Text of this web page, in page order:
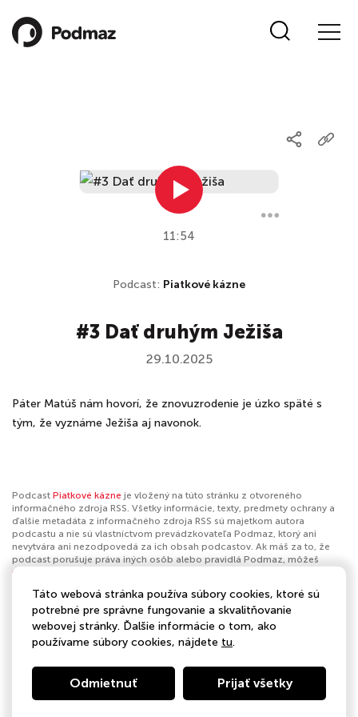
11:54
Podcast: Piatkové kázne
#3 Dať druhým Ježiša
29.10.2025
Páter Matúš nám hovorí, že znovuzrodenie je úzko späté s
tým, že vyznáme Ježiša aj navonok.
Podcast Piatkové kázne je vložený na túto stránku z otvoreného
informačného zdroja RSS. Všetky informácie, texty, predmety ochrany a
ďalšie metadáta z informačného zdroja RSS sú majetkom autora
podcastu a nie sú vlastníctvom prevádzkovateľa Podmaz, ktorý ani
nevytvára ani nezodpovedá za ich obsah podcastov. Ak máš za to, že
podcast porušuje práva iných osôb alebo pravidlá Podmaz, môžeš
nahlásiť obsah
Autor:Podcasty Spoločenstva Piar
Kategórie:Náboženstvo a spiritualita, Kresťanstvo
Vzdelávanie
Sebazlepšovanie Spoločnosť a kultúra Vzťahy
Táto webová stránka používa súbory cookies, ktoré sú
potrebné pre správne fungovanie a skvalitňovanie
webovej stránky. Ďalšie informácie o tom, ako
používame súbory cookies, nájdete tu.
Odmietnuť Prijať všetky